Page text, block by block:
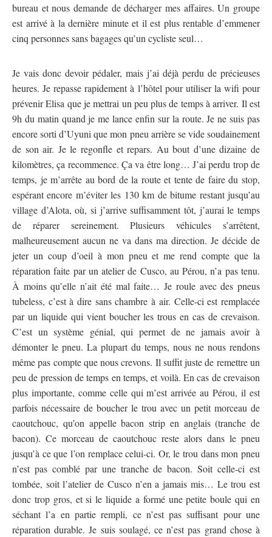
bureau et nous demande de décharger mes affaires. Un groupe
est arrivé à la dernière minute et il est plus rentable d’emmener
cinq personnes sans bagages qu’un cycliste seul…
Je vais donc devoir pédaler, mais j’ai déjà perdu de précieuses
heures. Je repasse rapidement à l’hôtel pour utiliser la wifi pour
prévenir Elisa que je mettrai un peu plus de temps à arriver. Il est
9h du matin quand je me lance enfin sur la route. Je ne suis pas
encore sorti d’Uyuni que mon pneu arrière se vide soudainement
de son air. Je le regonfle et repars. Au bout d’une dizaine de
kilomètres, ça recommence. Ça va être long… J’ai perdu trop de
temps, je m’arrête au bord de la route et tente de faire du stop,
espérant encore m’éviter les 130 km de bitume restant jusqu’au
village d’Alota, où, si j’arrive suffisamment tôt, j’aurai le temps
de réparer sereinement. Plusieurs véhicules s’arrêtent,
malheureusement aucun ne va dans ma direction. Je décide de
jeter un coup d’oeil à mon pneu et me rend compte que la
réparation faite par un atelier de Cusco, au Pérou, n’a pas tenu.
À moins qu’elle n’ait été mal faite… Je roule avec des pneus
tubeless, c’est à dire sans chambre à air. Celle-ci est remplacée
par un liquide qui vient boucher les trous en cas de crevaison.
C’est un système génial, qui permet de ne jamais avoir à
démonter le pneu. La plupart du temps, nous ne nous rendons
même pas compte que nous crevons. Il suffit juste de remettre un
peu de pression de temps en temps, et voilà. En cas de crevaison
plus importante, comme celle qui m’est arrivée au Pérou, il est
parfois nécessaire de boucher le trou avec un petit morceau de
caoutchouc, qu’on appelle bacon strip en anglais (tranche de
bacon). Ce morceau de caoutchouc reste alors dans le pneu
jusqu’à ce que l’on remplace celui-ci. Or, le trou dans mon pneu
n’est pas comblé par une tranche de bacon. Soit celle-ci est
tombée, soit l’atelier de Cusco n’en a jamais mis… Le trou est
donc trop gros, et si le liquide a formé une petite boule qui en
séchant l’a en partie rempli, ce n’est pas suffisant pour une
réparation durable. Je suis soulagé, ce n’est pas grand chose à